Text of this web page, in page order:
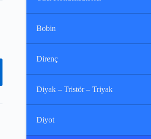
Bobin
Direnç
Diyak – Tristör – Triyak
Diyot